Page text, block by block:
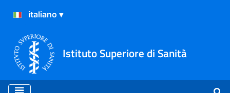
Istituto Superiore di Sanità